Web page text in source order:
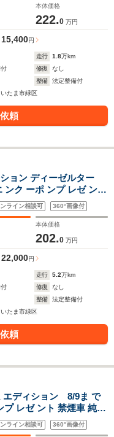
本体価格
222.0 万円
15,400円
走行 1.8万km
修復
なし
整備
法定整備付
たま市緑区
頼
ョン ディーゼルター
ク ーポ ンプ レゼ ント
減ブレーキ 全周囲モニ
シート ブラインドスポ
ライン相談可 360°画像付
本体価格
202.0 万円
22,000円
走行 5.2万km
修復
なし
整備
法定整備付
たま市緑区
頼
エディション 8/9ま で
プ レゼ ント 禁煙車 純正
ザーシート Bluetooth
ライン相談可 360°画像付